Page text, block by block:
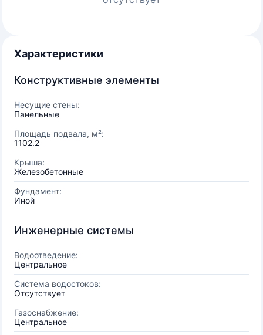
Характеристики
Конструктивные элементы
Несущие стены:
Панельные
Площадь подвала, м²:
1102.2
Крыша:
Железобетонные
Фундамент:
Иной
Инженерные системы
Водоотведение:
Центральное
Система водостоков:
Отсутствует
Газоснабжение:
Центральное